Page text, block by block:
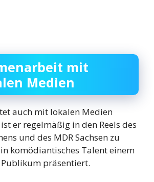
mit
Medien
auch mit lokalen Medien
er regelmäßig in den Reels des
und des MDR Sachsen zu
komödiantisches Talent einem
präsentiert.